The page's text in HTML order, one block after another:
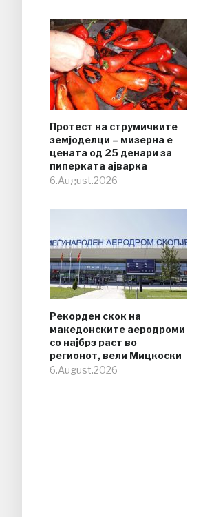
Протест на струмичките
земјоделци – мизерна е
цената од 25 денари за
пиперката ајварка
6.August.2026
Рекорден скок на
македонските аеродроми
со најбрз раст во
регионот, вели Мицкоски
6.August.2026